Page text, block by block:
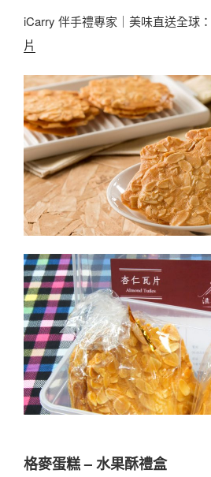
iCarry 伴手禮專家｜美味直送全球：
片
格麥蛋糕 – 水果酥禮盒